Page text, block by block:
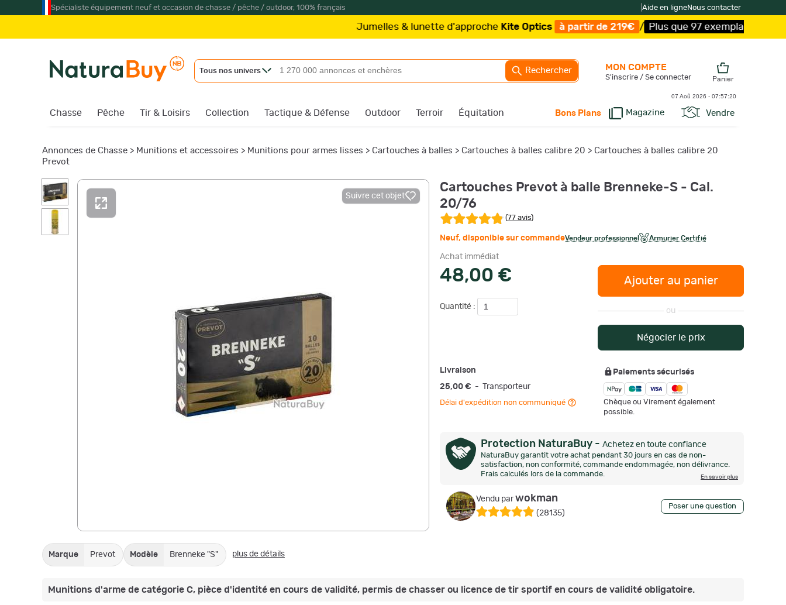
Spécialiste équipement neuf et occasion de chasse / pêche / outdoor, 100% français Aide en ligneNous contacter
Jumelles & lunette d'approcheKite Optics à partir de 219€ / Plus que 97 exemplaires ! /Livraison
Tous nos univers Rechercher
Chasse Pêche Tir & Loisirs Collection Tactique & Défense Outdoor Terroir Équitation Bons Plans Magazine Vendre
MON COMPTE
S'inscrire / Se connecter Panier
07 Aoû 2026 - 07:57:21
Annonces de Chasse > Munitions et accessoires > Munitions pour armes lisses > Cartouches à balles > Cartouches à balles calibre 20 > Cartouches à balles calibre 20
Prevot
Suivre cet objet
Marque Prevot Modèle Brenneke "S" plus de détails
Cartouches Prevot à balle Brenneke-S - Cal.
20/76
(77 avis)
Neuf, disponible sur commandeVendeur professionnel Armurier Certifié
Achat immédiat
48,00 €
Quantité :
Ajouter au panier
ou
Négocier le prix
Livraison
25,00 € - Transporteur
Délai d'expédition non communiqué
Paiements sécurisés
Chèque ou Virement également
possible.
Protection NaturaBuy - Achetez en toute confiance
NaturaBuy garantit votre achat pendant 30 jours en cas de non-
satisfaction, non conformité, commande endommagée, non délivrance.
Frais calculés lors de la commande.
En savoir plus
Vendu parwokman
(28135)
Poser une question
Munitions d'arme de catégorie C, pièce d'identité en cours de validité, permis de chasser ou licence de tir sportif en cours de validité obligatoire.